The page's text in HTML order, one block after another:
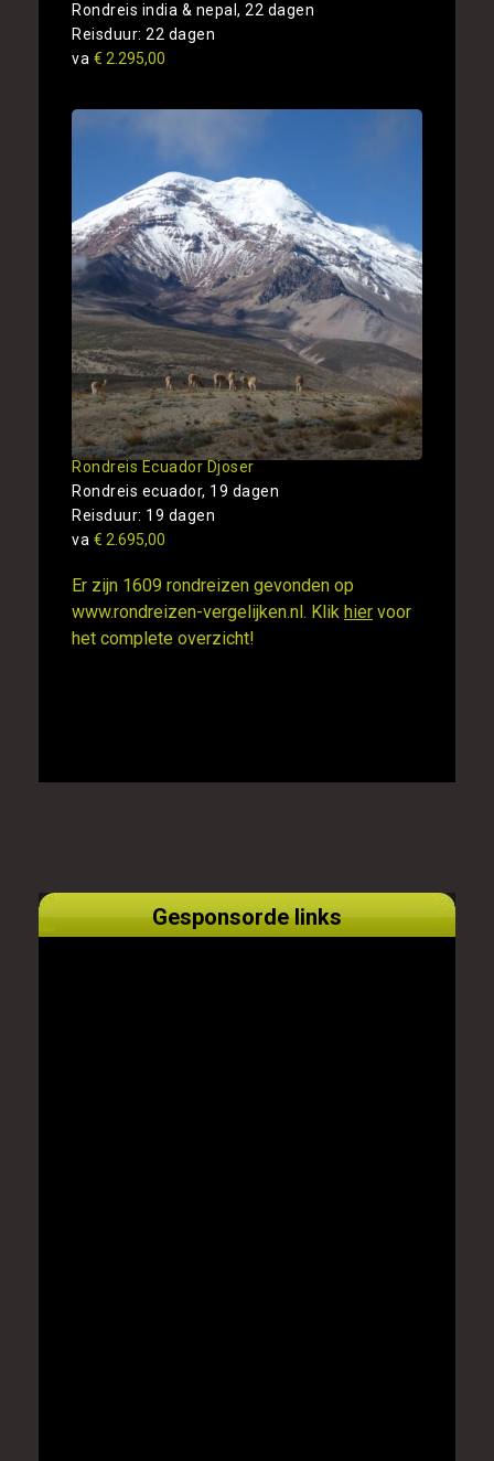
Rondreis india & nepal, 22 dagen
Reisduur: 22 dagen
va € 2.295,00
Rondreis Ecuador Djoser
Rondreis ecuador, 19 dagen
Reisduur: 19 dagen
va € 2.695,00
Er zijn 1609 rondreizen gevonden op
www.rondreizen-vergelijken.nl. Klik hier voor
het complete overzicht!
Gesponsorde links